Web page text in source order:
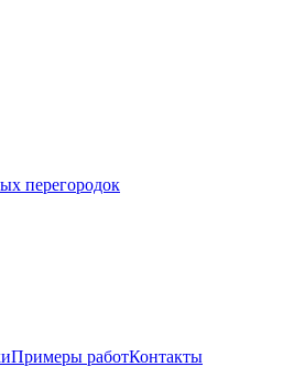
перегородок
Примеры работКонтакты